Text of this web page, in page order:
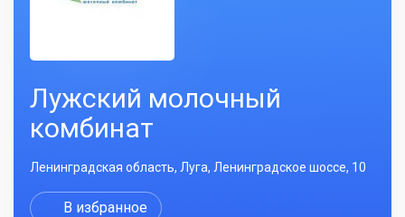
Лужский молочный
комбинат
Ленинградская область, Луга, Ленинградское шоссе, 10
В избранное